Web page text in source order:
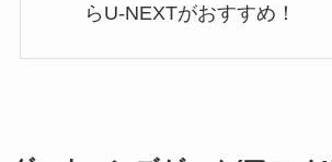
らU-NEXTがおすすめ！